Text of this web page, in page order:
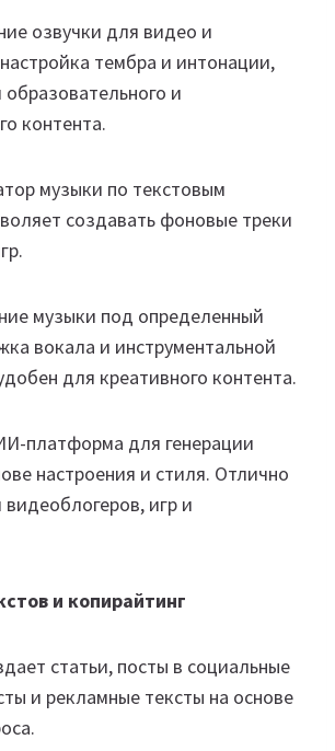
озвучки для видео и
тембра и интонации,
и
контента.
музыки по текстовым
создавать фоновые треки
музыки под определенный
вокала и инструментальной
для креативного контента.
платформа для генерации
настроения и стиля. Отлично
игр и
и копирайтинг
статьи, посты в социальные
и рекламные тексты на основе